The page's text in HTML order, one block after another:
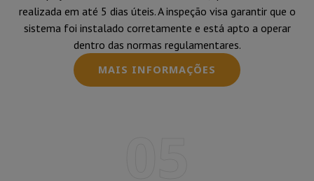
realizada em até 5 dias úteis. A inspeção visa garantir que o
sistema foi instalado corretamente e está apto a operar
dentro das normas regulamentares.
MAIS INFORMAÇÕES